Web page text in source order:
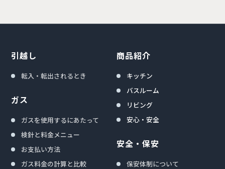
引越し
転入・転出されるとき
ガス
ガスを使用するにあたって
検針と料金メニュー
お支払い方法
ガス料金の計算と比較
商品紹介
キッチン
バスルーム
リビング
安心・安全
安全・保安
保安体制について